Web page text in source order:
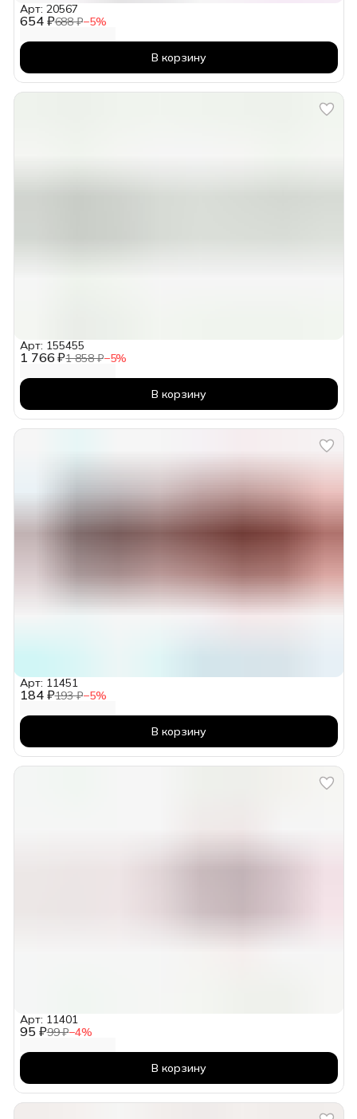
654 ₽688 ₽−5%
Арт: 20567
В корзину
1 766 ₽1 858 ₽−5%
Арт: 155455
В корзину
184 ₽193 ₽−5%
Арт: 11451
В корзину
95 ₽99 ₽−4%
Арт: 11401
В корзину